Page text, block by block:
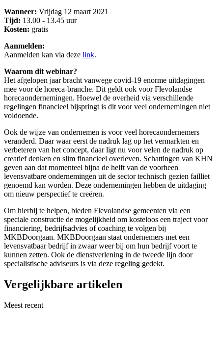
Wanneer: Vrijdag 12 maart 2021
Tijd: 13.00 - 13.45 uur
Kosten: gratis
Aanmelden:
Aanmelden kan via deze link.
Waarom dit webinar?
Het afgelopen jaar bracht vanwege covid-19 enorme uitdagingen
mee voor de horeca-branche. Dit geldt ook voor Flevolandse
horecaondernemingen. Hoewel de overheid via verschillende
regelingen financieel bijspringt is dit voor veel ondernemingen niet
voldoende.
Ook de wijze van ondernemen is voor veel horecaondernemers
veranderd. Daar waar eerst de nadruk lag op het vermarkten en
verbeteren van het concept, daar ligt nu voor velen de nadruk op
creatief denken en slim financieel overleven. Schattingen van KHN
geven aan dat momenteel bijna de helft van de voorheen
levensvatbare ondernemingen uit de sector technisch gezien failliet
genoemd kan worden. Deze ondernemingen hebben de uitdaging
om nieuw perspectief te creëren.
Om hierbij te helpen, bieden Flevolandse gemeenten via een
speciale constructie de mogelijkheid om kosteloos een traject voor
financiering, bedrijfsadvies of coaching te volgen bij
MKBDoorgaan. MKBDoorgaan staat ondernemers met een
levensvatbaar bedrijf in zwaar weer bij om hun bedrijf voort te
kunnen zetten. Ook de dienstverlening in de tweede lijn door
specialistische adviseurs is via deze regeling gedekt.
Vergelijkbare artikelen
Meest recent